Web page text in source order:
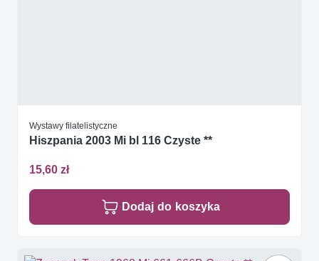
Wystawy filatelistyczne
Hiszpania 2003 Mi bl 116 Czyste **
15,60 zł
Dodaj do koszyka